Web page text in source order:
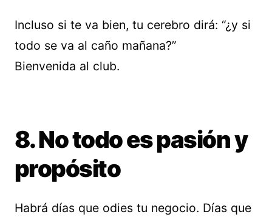
Incluso si te va bien, tu cerebro dirá: “¿y si
todo se va al caño mañana?”
Bienvenida al club.
8. No todo es pasión y
propósito
Habrá días que odies tu negocio. Días que